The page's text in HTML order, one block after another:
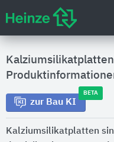
Kalziumsilikatplatten
zur Bau KI
BETA
Kalziumsilikatplatten